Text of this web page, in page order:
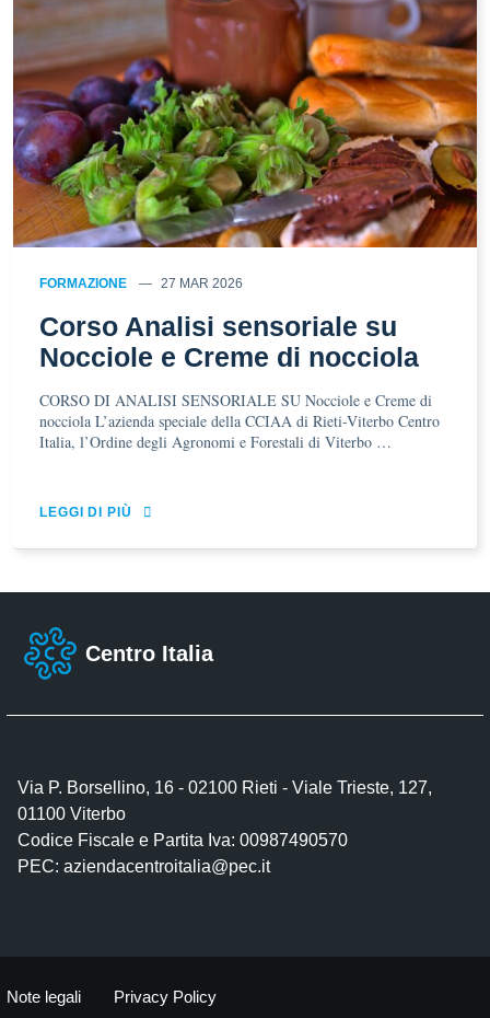
FORMAZIONE 27 MAR 2026
Corso Analisi sensoriale su
Nocciole e Creme di nocciola
CORSO DI ANALISI SENSORIALE SU Nocciole e Creme di
nocciola L’azienda speciale della CCIAA di Rieti-Viterbo Centro
Italia, l’Ordine degli Agronomi e Forestali di Viterbo …
LEGGI DI PIÙ
Centro Italia
Via P. Borsellino, 16 - 02100 Rieti - Viale Trieste, 127,
01100 Viterbo
Codice Fiscale e Partita Iva: 00987490570
PEC: aziendacentroitalia@pec.it
Note legali Privacy Policy